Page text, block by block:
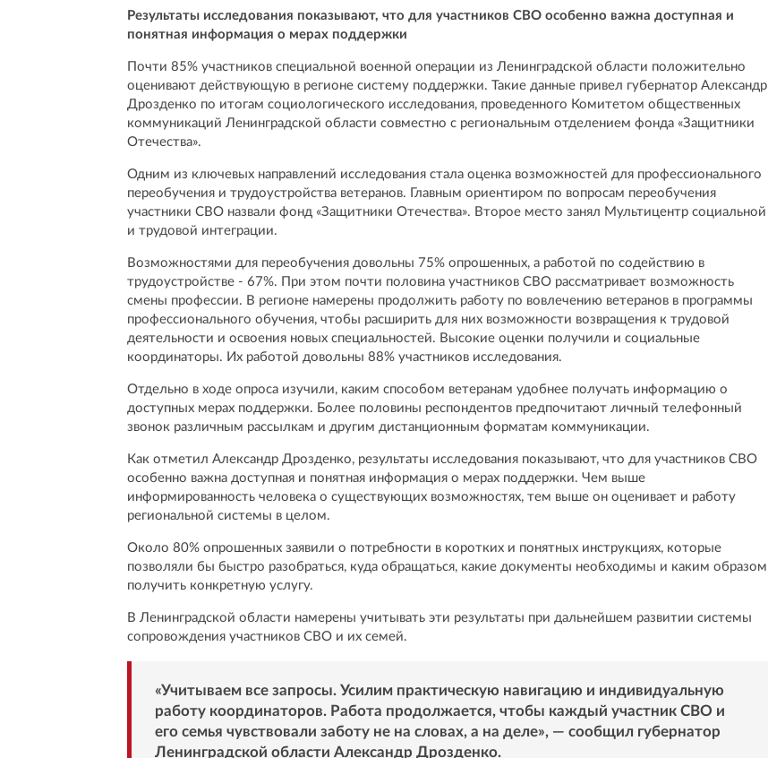
Результаты исследования показывают, что для участников СВО особенно важна доступная и
понятная информация о мерах поддержки
Почти 85% участников специальной военной операции из Ленинградской области положительно
оценивают действующую в регионе систему поддержки. Такие данные привел губернатор Александр
Дрозденко по итогам социологического исследования, проведенного Комитетом общественных
коммуникаций Ленинградской области совместно с региональным отделением фонда «Защитники
Отечества».
Одним из ключевых направлений исследования стала оценка возможностей для профессионального
переобучения и трудоустройства ветеранов. Главным ориентиром по вопросам переобучения
участники СВО назвали фонд «Защитники Отечества». Второе место занял Мультицентр социальной
и трудовой интеграции.
Возможностями для переобучения довольны 75% опрошенных, а работой по содействию в
трудоустройстве - 67%. При этом почти половина участников СВО рассматривает возможность
смены профессии. В регионе намерены продолжить работу по вовлечению ветеранов в программы
профессионального обучения, чтобы расширить для них возможности возвращения к трудовой
деятельности и освоения новых специальностей. Высокие оценки получили и социальные
координаторы. Их работой довольны 88% участников исследования.
Отдельно в ходе опроса изучили, каким способом ветеранам удобнее получать информацию о
доступных мерах поддержки. Более половины респондентов предпочитают личный телефонный
звонок различным рассылкам и другим дистанционным форматам коммуникации.
Как отметил Александр Дрозденко, результаты исследования показывают, что для участников СВО
особенно важна доступная и понятная информация о мерах поддержки. Чем выше
информированность человека о существующих возможностях, тем выше он оценивает и работу
региональной системы в целом.
Около 80% опрошенных заявили о потребности в коротких и понятных инструкциях, которые
позволяли бы быстро разобраться, куда обращаться, какие документы необходимы и каким образом
получить конкретную услугу.
В Ленинградской области намерены учитывать эти результаты при дальнейшем развитии системы
сопровождения участников СВО и их семей.
«Учитываем все запросы. Усилим практическую навигацию и индивидуальную
работу координаторов. Работа продолжается, чтобы каждый участник СВО и
его семья чувствовали заботу не на словах, а на деле», — сообщил губернатор
Ленинградской области Александр Дрозденко.